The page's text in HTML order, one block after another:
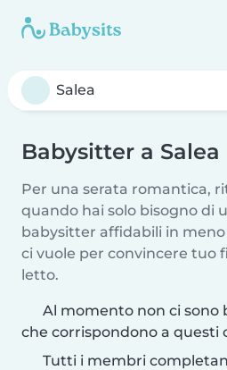
Babysitter a Salea
Per una serata romantica,
quando hai solo bisogno di
babysitter affidabili in
ci vuole per convincere tuo
letto.
Al momento non ci sono
che corrispondono a questi
Tutti i membri